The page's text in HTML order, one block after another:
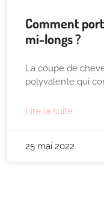
Comment
mi-longs ?
La coupe de
polyvalente qui
Lire la suite
25 mai 2022